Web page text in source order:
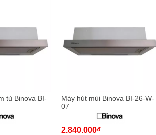
tủ Binova BI-
Máy hút mùi Binova BI-26-W-
07
2.840.000₫